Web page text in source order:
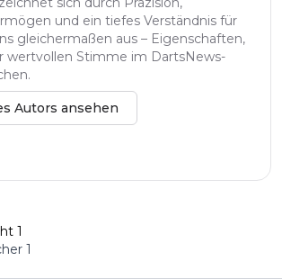
und ein tiefes Verständnis für
gleichermaßen aus – Eigenschaften,
wertvollen Stimme im DartsNews-
Autors ansehen
1
1